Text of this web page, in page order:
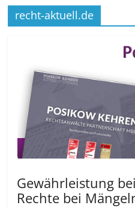
recht-aktuell.de
Gewährleistung
Rechte bei